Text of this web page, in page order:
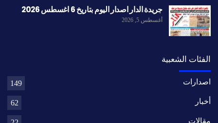
جريدة الدار اصدار اليوم بتاريخ 6 اغسطس 2026
أغسطس 5, 2026
الفئات الشعبية
اصدارات 149
أخبار 62
مقالات